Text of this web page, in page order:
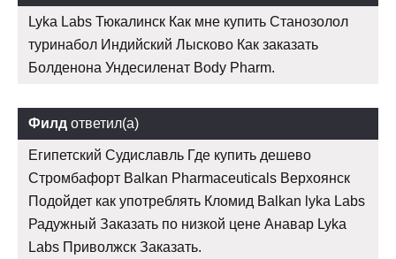
Lyka Labs Тюкалинск Как мне купить Станозолол
туринабол Индийский Лысково Как заказать
Болденона Ундесиленат Body Pharm.
Филд ответил(а)
Египетский Судиславль Где купить дешево
Стромбафорт Balkan Pharmaceuticals Верхоянск
Подойдет как употреблять Кломид Balkan lyka Labs
Радужный Заказать по низкой цене Анавар Lyka
Labs Приволжск Заказать.